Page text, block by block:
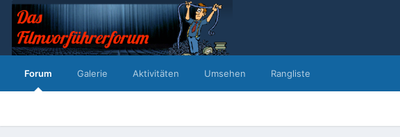
Forum Galerie Aktivitäten Umsehen Rangliste